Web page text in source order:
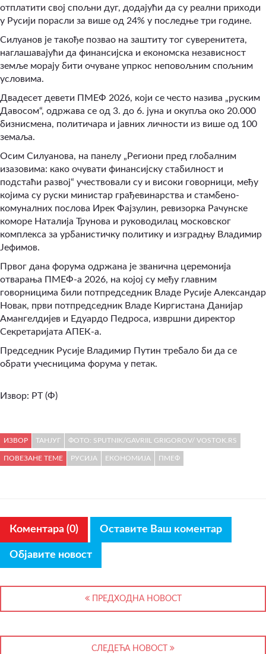
отплатити свој спољни дуг, додајући да су реални приходи
у Русији порасли за више од 24% у последње три године.
Силуанов је такође позвао на заштиту тог суверенитета,
наглашавајући да финансијска и економска независност
земље морају бити очуване упркос неповољним спољним
условима.
Двадесет девети ПМЕФ 2026, који се често назива „руским
Давосом“, одржава се од 3. до 6. јуна и окупља око 20.000
бизнисмена, политичара и јавних личности из више од 100
земаља.
Осим Силуанова, на панелу „Региони пред глобалним
изазовима: како очувати финансијску стабилност и
подстаћи развој“ учествовали су и високи говорници, међу
којима су руски министар грађевинарства и стамбено-
комуналних послова Ирек Фајзулин, ревизорка Рачунске
коморе Наталија Трунова и руководилац московског
комплекса за урбанистичку политику и изградњу Владимир
Јефимов.
Првог дана форума одржана је званична церемонија
отварања ПМЕФ-а 2026, на којој су међу главним
говорницима били потпредседник Владе Русије Александар
Новак, први потпредседник Владе Киргистана Данијар
Амангелдијев и Едуардо Педроса, извршни директор
Секретаријата АПЕК-а.
Председник Русије Владимир Путин требало би да се
обрати учесницима форума у петак.
Извор: РТ (Ф)
ИЗВОР ТАНЈУГ ФОТО: SPUTNIK/GAVRIIL GRIGOROV/ VOSTOK.RS
ПОВЕЗАНЕ ТЕМЕ РУСИЈА ЕКОНОМИЈА ПМЕФ
Коментара (0) Оставите Ваш коментар
Објавите новост
ПРЕДХОДНА НОВОСТ
СЛЕДЕЋА НОВОСТ